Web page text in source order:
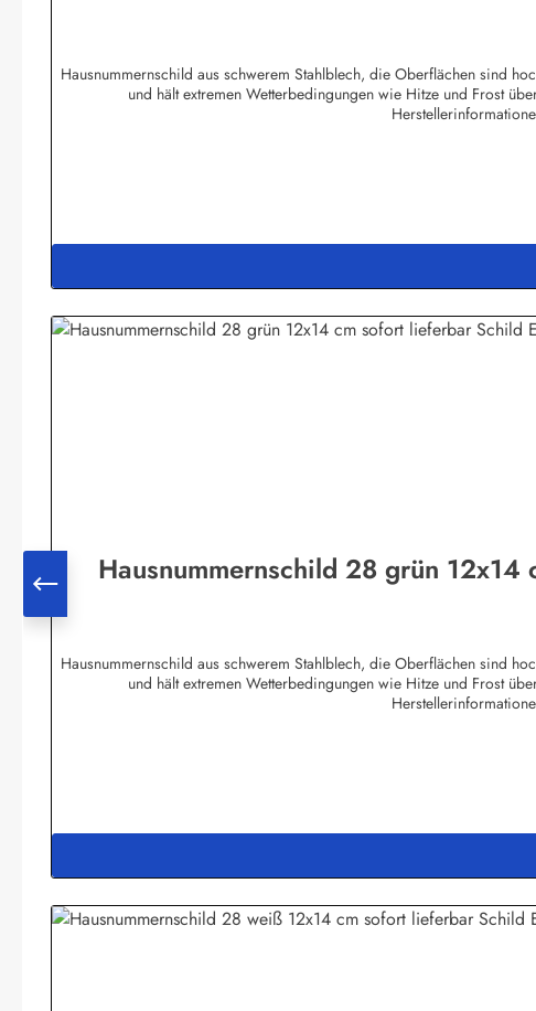
Hausnummernschild aus schwerem Stahlblech, die Oberflächen sind
und hält extremen Wetterbedingungen wie Hitze und Frost
Hausnummernschild 28 grün
Hausnummernschild aus schwerem Stahlblech, die Oberflächen sind
und hält extremen Wetterbedingungen wie Hitze und Frost